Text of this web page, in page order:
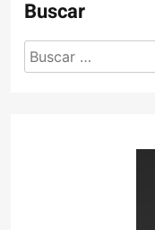
Buscar
Buscar: